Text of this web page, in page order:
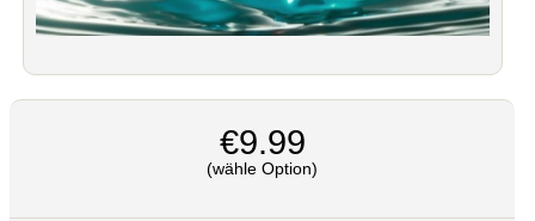
€9.99
(wähle Option)